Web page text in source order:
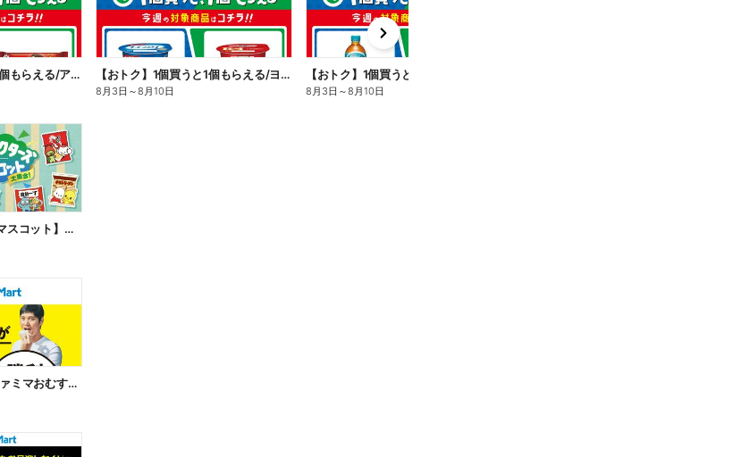
【おトク】1個買うと1個もらえる/アイス 【おトク】1個買うと1個もらえる/ヨーグルト
8月3日 ～8月10日
【おトク】1個買うと1個もらえる/麦茶
8月3日 ～8月10日
e
x
t
【サンリオ×メーカーマスコット】オリジナルグッズ貰える!
【おトク】大谷選手ファミマおむすび割